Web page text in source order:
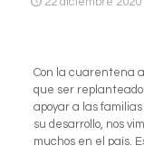
Con la cuarentena
que ser
apoyar a las
su desarrollo, nos
muchos en el país.